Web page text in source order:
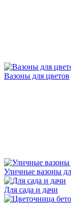
Вазоны для цветов
Уличные вазоны
Для сада и дачи